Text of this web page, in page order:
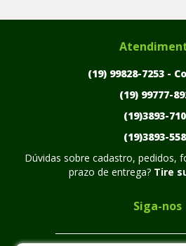
(19) 99828-7253 -
(19) 99777-
(19)3893-
(19)3893-
Dúvidas sobre cadastro, pedidos,
prazo de entrega? Tire
Siga-nos